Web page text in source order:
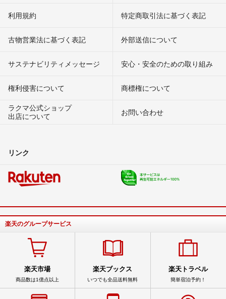
利用規約 特定商取引法に基づく表記
古物営業法に基づく表記 外部送信について
サステナビリティメッセージ 安心・安全のための取り組み
権利侵害について
商標権について
ラクマ公式ショップ
出店について
お問い合わせ
リンク
楽天のグループサービス
楽天市場
商品数は1億点以上
楽天ブックス
いつでも全品送料無料
楽天トラベル
簡単宿泊予約！